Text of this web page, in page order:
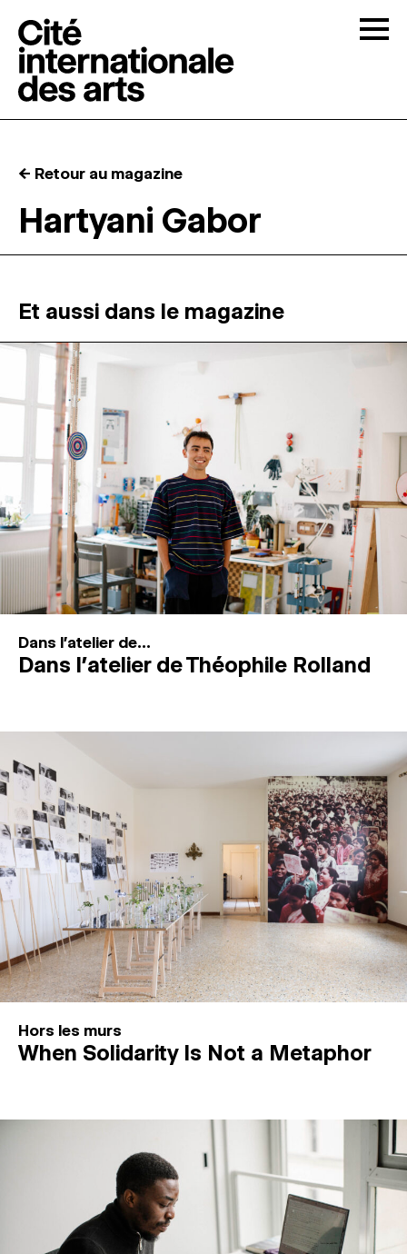
RÉSIDENCES ↓
ATELIERS OUVERTS
PROGRAMMATION
MAGAZINE
ESPACES DE PRATIQUE ARTISTIQUE ↓
Recherche
Connexion
← Retour au magazine
Hartyani Gabor
Et aussi dans le magazine
Dans l'atelier de...
Dans l’atelier de Théophile Rolland
Hors les murs
When Solidarity Is Not a Metaphor